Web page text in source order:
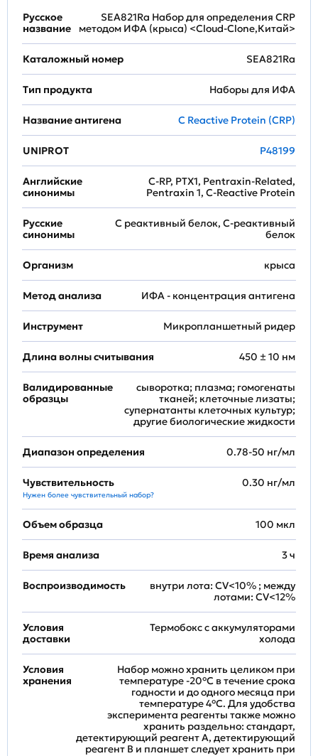
Русское
название
SEA821Ra Набор для определения CRP
методом ИФА (крыса) <Cloud-Clone,Китай>
Каталожный номер SEA821Ra
Тип продукта Наборы для ИФА
Название антигена C Reactive Protein (CRP)
UNIPROT P48199
Английские
синонимы
C-RP, PTX1, Pentraxin-Related,
Pentraxin 1, C-Reactive Protein
Русские
синонимы
С реактивный белок, С-реактивный
белок
Организм крыса
Метод анализа ИФА - концентрация антигена
Инструмент Микропланшетный ридер
Длина волны считывания 450 ± 10 нм
Валидированные
образцы
сыворотка; плазма; гомогенаты
тканей; клеточные лизаты;
супернатанты клеточных культур;
другие биологические жидкости
Диапазон определения 0.78-50 нг/мл
Чувствительность
Нужен более чувствительный набор?
0.30 нг/мл
Объем образца 100 мкл
Время анализа 3 ч
Воспроизводимость
внутри лота: CV<10% ; между
лотами: CV<12%
Условия
доставки
Термобокс с аккумуляторами
холода
Условия
хранения
Набор можно хранить целиком при
температуре -20°C в течение срока
годности и до одного месяца при
температуре 4°C. Для удобства
эксперимента реагенты также можно
хранить раздельно: стандарт,
детектирующий реагент A, детектирующий
реагент B и планшет следует хранить при